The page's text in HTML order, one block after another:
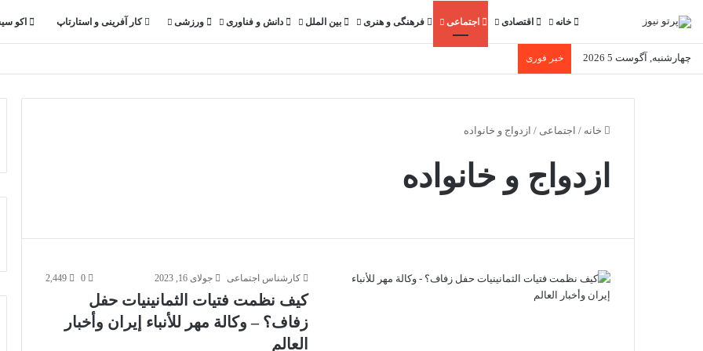
خانه اقتصادی اجتماعی فرهنگی و هنری بین الملل دانش و فناوری ورزشی کار آفرینی و استارتاپ اکو
چهارشنبه, آگوست 5 2026 خبر فوری
خانه / اجتماعی / ازدواج و خانواده
ازدواج و خانواده
کارشناس اجتماعی جولای 16, 2023 0
2,449
كيف نظمت فتيات الثمانينيات حفل
زفاف؟ – وكالة مهر للأنباء إيران وأخبار
العالم